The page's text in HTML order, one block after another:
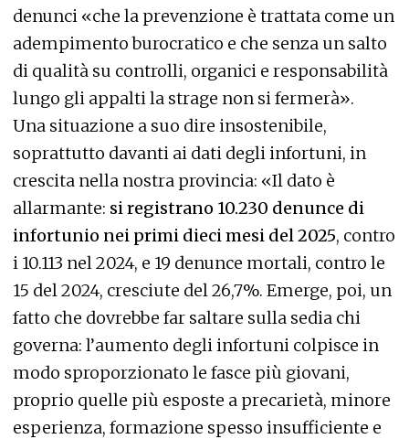
denunci «che la prevenzione è trattata come un
adempimento burocratico e che senza un salto
di qualità su controlli, organici e responsabilità
lungo gli appalti la strage non si fermerà».
Una situazione a suo dire insostenibile,
soprattutto davanti ai dati degli infortuni, in
crescita nella nostra provincia: «Il dato è
allarmante: si registrano 10.230 denunce di
infortunio nei primi dieci mesi del 2025, contro
i 10.113 nel 2024, e 19 denunce mortali, contro le
15 del 2024, cresciute del 26,7%. Emerge, poi, un
fatto che dovrebbe far saltare sulla sedia chi
governa: l’aumento degli infortuni colpisce in
modo sproporzionato le fasce più giovani,
proprio quelle più esposte a precarietà, minore
esperienza, formazione spesso insufficiente e